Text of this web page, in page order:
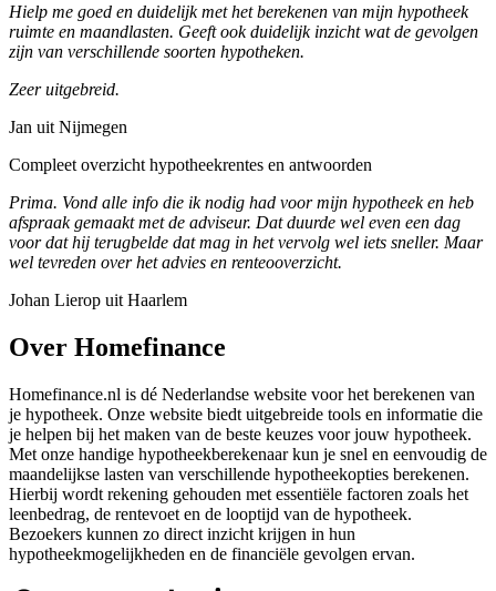
Hielp me goed en duidelijk met het berekenen van mijn hypotheek
ruimte en maandlasten. Geeft ook duidelijk inzicht wat de gevolgen
zijn van verschillende soorten hypotheken.
Zeer uitgebreid.
Jan uit Nijmegen
Compleet overzicht hypotheekrentes en antwoorden
Prima. Vond alle info die ik nodig had voor mijn hypotheek en heb
afspraak gemaakt met de adviseur. Dat duurde wel even een dag
voor dat hij terugbelde dat mag in het vervolg wel iets sneller. Maar
wel tevreden over het advies en renteooverzicht.
Johan Lierop uit Haarlem
Over Homefinance
Homefinance.nl is dé Nederlandse website voor het berekenen van
je hypotheek. Onze website biedt uitgebreide tools en informatie die
je helpen bij het maken van de beste keuzes voor jouw hypotheek.
Met onze handige hypotheekberekenaar kun je snel en eenvoudig de
maandelijkse lasten van verschillende hypotheekopties berekenen.
Hierbij wordt rekening gehouden met essentiële factoren zoals het
leenbedrag, de rentevoet en de looptijd van de hypotheek.
Bezoekers kunnen zo direct inzicht krijgen in hun
hypotheekmogelijkheden en de financiële gevolgen ervan.